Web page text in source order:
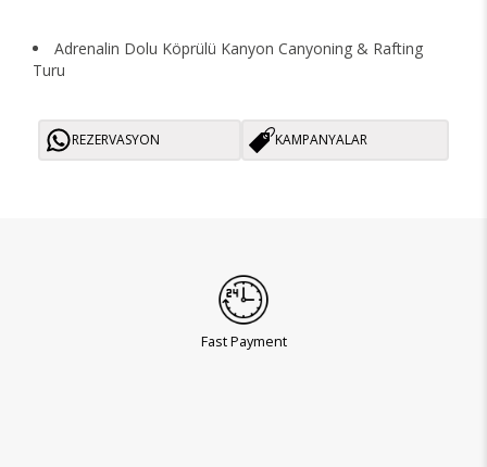
Adrenalin Dolu Köprülü Kanyon Canyoning & Rafting
Turu
REZERVASYON KAMPANYALAR
Fast Payment